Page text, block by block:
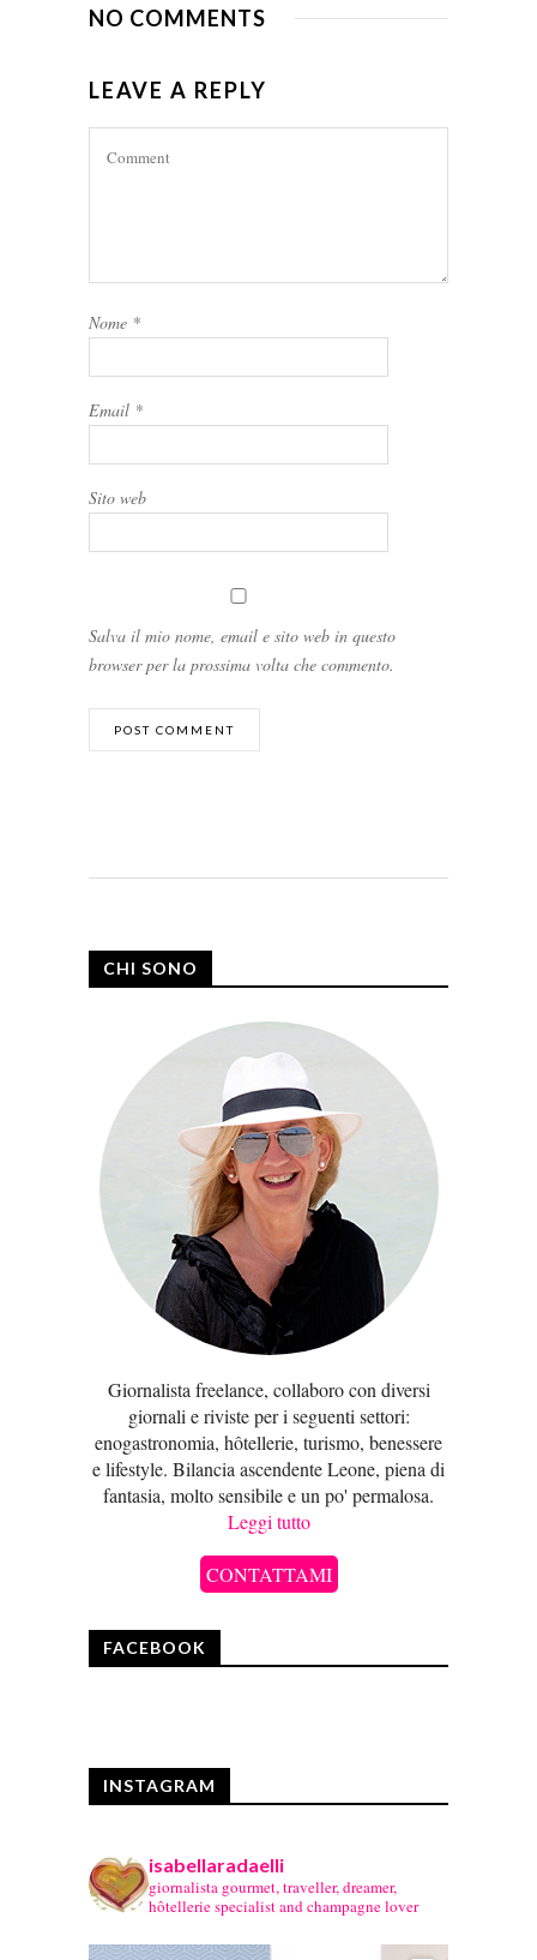
NO COMMENTS
LEAVE A REPLY
Nome *
Email *
Sito web
Salva il mio nome, email e sito web in questo
browser per la prossima volta che commento.
CHI SONO
Giornalista freelance, collaboro con diversi
giornali e riviste per i seguenti settori:
enogastronomia, hôtellerie, turismo, benessere
e lifestyle. Bilancia ascendente Leone, piena di
fantasia, molto sensibile e un po' permalosa.
Leggi tutto
CONTATTAMI
FACEBOOK
INSTAGRAM
isabellaradaelli
giornalista gourmet, traveller, dreamer,
hôtellerie specialist and champagne lover